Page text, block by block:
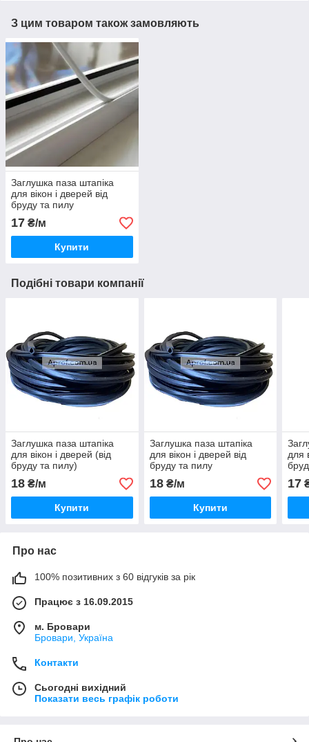
З цим товаром також замовляють
Заглушка паза штапіка
для вікон і дверей від
бруду та пилу
17 ₴/м
Купити
Подібні товари компанії
Заглушка паза штапіка
для вікон і дверей (від
бруду та пилу)
18 ₴/м
Купити
Заглушка паза штапіка
для вікон і дверей від
бруду та пилу
18₴/м
Купити
для
17
Про нас
100% позитивних з 60 відгуків за рік
Працює з 16.09.2015
м. Бровари
Бровари, Україна
Контакти
Сьогодні вихідний
Показати весь графік роботи